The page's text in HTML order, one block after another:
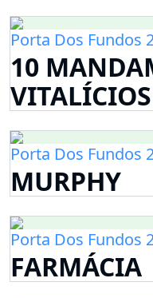
Porta Dos Fundos
10
VITALÍCIOS
Porta Dos Fundos
MURPHY
Porta Dos Fundos
FARMÁCIA